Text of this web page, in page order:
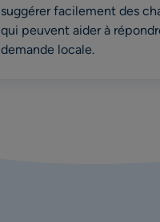
suggérer facilement des
qui peuvent aider à
demande locale.